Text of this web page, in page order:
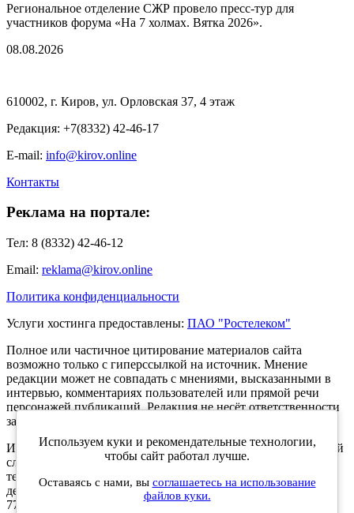
Региональное отделение СЖР провело пресс-тур для
участников форума «На 7 холмах. Вятка 2026».
08.08.2026
610002, г. Киров, ул. Орловская 37, 4 этаж
Редакция: +7(8332) 42-46-17
E-mail: info@kirov.online
Контакты
Реклама на портале:
Тел: 8 (8332) 42-46-12
Email: reklama@kirov.online
Политика конфиденциальности
Услуги хостинга предоставлены: ПАО "Ростелеком"
Полное или частичное цитирование материалов сайта
возможно только с гиперссылкой на источник. Мнение
редакции может не совпадать с мнениями, высказанными в
интервью, комментариях пользователей или прямой речи
персонажей публикаций. Редакция не несёт ответственности
за текст комментариев читателей.
Интернет-портал Kirov.online зарегистрирован в Федеральной
службе по надзору в сфере связи, информационных
технологий и массовых коммуникаций (Роскомнадзор) 5
декабря 2019 года. Регистрационный номер ЭЛ № ФС 77 -
77189.
Используем куки и рекомендательные технологии,
чтобы сайт работал лучше.
Оставаясь с нами, вы соглашаетесь на использование
файлов куки.